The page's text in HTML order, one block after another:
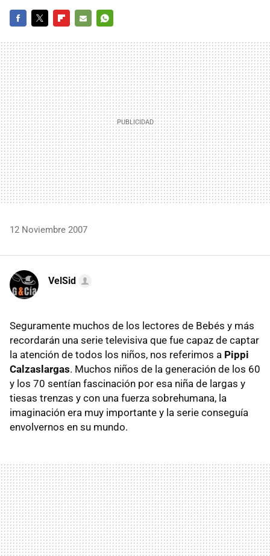
MAIL
12 Noviembre 2007
VelSid
Seguramente muchos de los lectores de Bebés y más
recordarán una serie televisiva que fue capaz de captar
la atención de todos los niños, nos referimos a Pippi
Calzaslargas. Muchos niños de la generación de los 60
y los 70 sentían fascinación por esa niña de largas y
tiesas trenzas y con una fuerza sobrehumana, la
imaginación era muy importante y la serie conseguía
envolvernos en su mundo.